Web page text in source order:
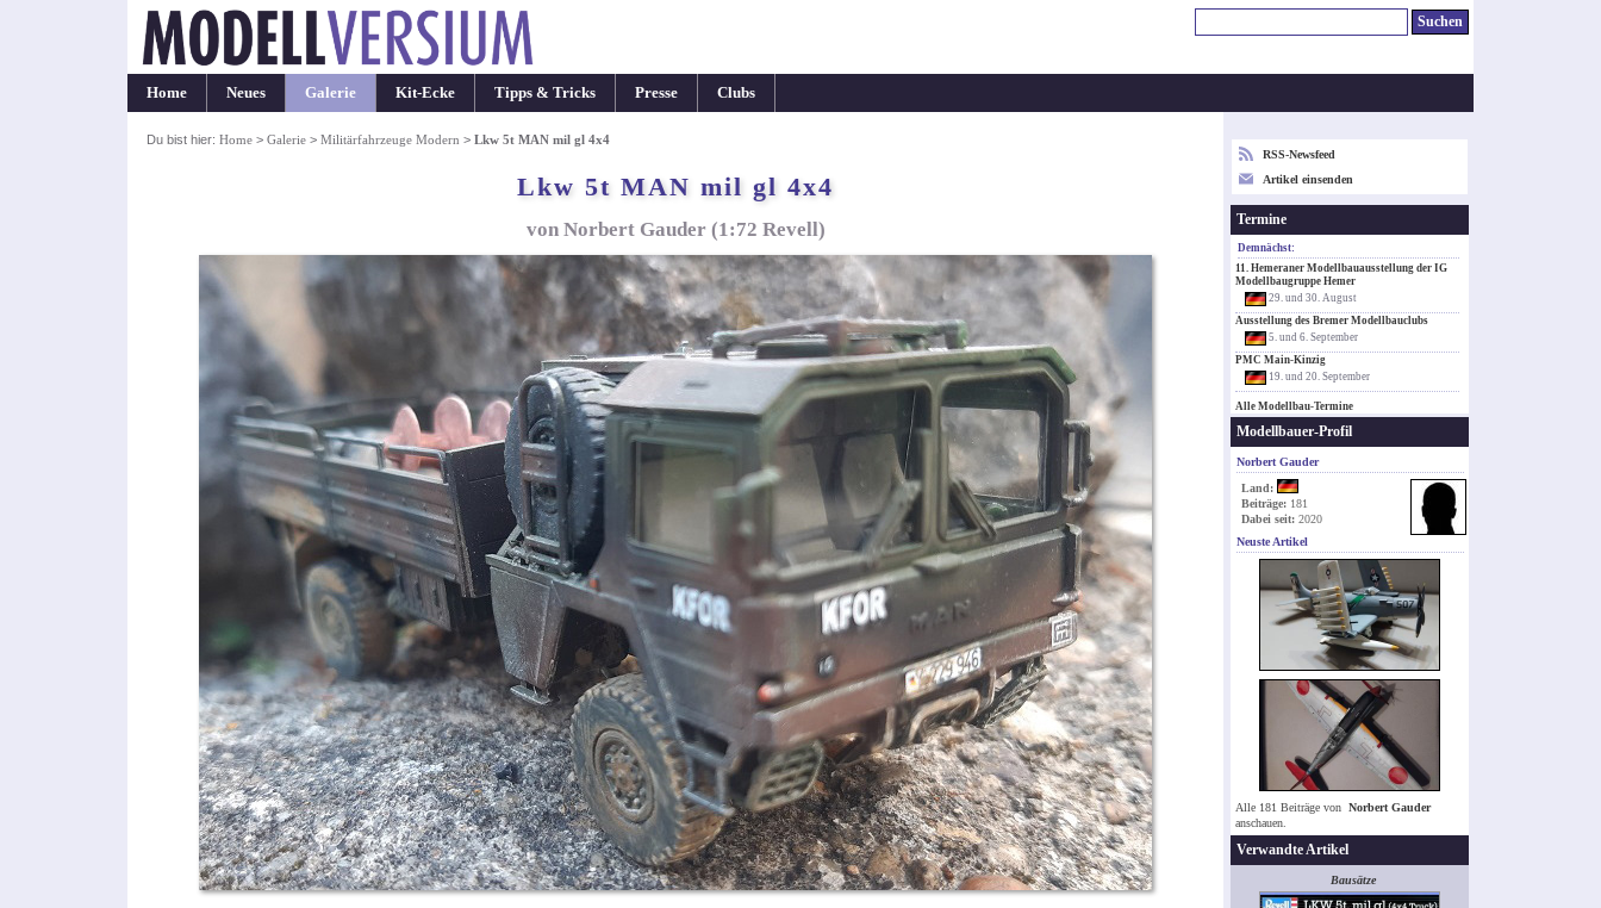
Home Neues Galerie Kit-Ecke Tipps & Tricks Presse Clubs
Du bist hier: Home> Galerie> Militärfahrzeuge Modern > Lkw 5t MAN mil gl 4x4
Lkw 5t MAN mil gl 4x4
von Norbert Gauder (1:72 Revell)
RSS-Newsfeed
Artikel einsenden
Termine
Demnächst:
11. Hemeraner Modellbauausstellung der IG
Modellbaugruppe Hemer
29. und 30. August
Ausstellung des Bremer Modellbauclubs
5. und 6. September
PMC Main-Kinzig
19. und 20. September
Alle Modellbau-Termine
Modellbauer-Profil
Norbert Gauder
Land:
Beiträge: 181
Dabei seit: 2020
Neuste Artikel
Alle 181 Beiträge von Norbert Gauder
anschauen.
Verwandte Artikel
Bausätze